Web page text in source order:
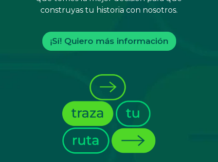
construyas tu historia con nosotros.
¡Sí! Quiero más información